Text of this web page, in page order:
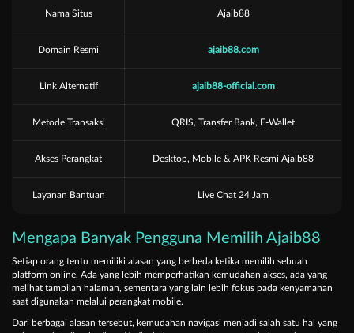
Nama Situs Ajaib88
Domain Resmi ajaib88.com
Link Alternatif ajaib88-official.com
Metode Transaksi QRIS, Transfer Bank, E-Wallet
Akses Perangkat Desktop, Mobile & APK Resmi Ajaib88
Layanan Bantuan Live Chat 24 Jam
Mengapa Banyak Pengguna Memilih Ajaib88
Setiap orang tentu memiliki alasan yang berbeda ketika memilih sebuah
platform online. Ada yang lebih memperhatikan kemudahan akses, ada yang
melihat tampilan halaman, sementara yang lain lebih fokus pada kenyamanan
saat digunakan melalui perangkat mobile.
Dari berbagai alasan tersebut, kemudahan navigasi menjadi salah satu hal yang